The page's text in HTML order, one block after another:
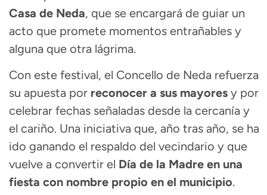
Casa de Neda, que se encargará de guiar un
acto que promete momentos entrañables y
alguna que otra lágrima.
Con este festival, el Concello de Neda refuerza
su apuesta por reconocer a sus mayores y por
celebrar fechas señaladas desde la cercanía y
el cariño. Una iniciativa que, año tras año, se ha
ido ganando el respaldo del vecindario y que
vuelve a convertir el Día de la Madre en una
fiesta con nombre propio en el municipio.